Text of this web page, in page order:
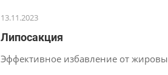
13.11.2023
Липосакция
Эффективное избавление от